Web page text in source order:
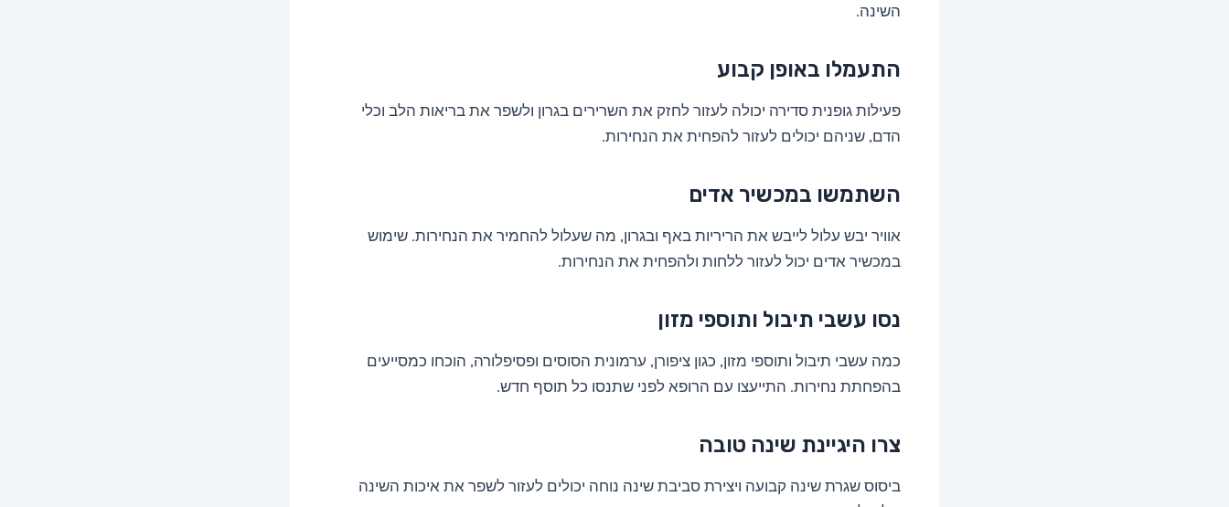
השינה.
התעמלו באופן קבוע
פעילות גופנית סדירה יכולה לעזור לחזק את השרירים בגרון ולשפר את בריאות הלב וכלי
הדם, שניהם יכולים לעזור להפחית את הנחירות.
השתמשו במכשיר אדים
אוויר יבש עלול לייבש את הריריות באף ובגרון, מה שעלול להחמיר את הנחירות. שימוש
במכשיר אדים יכול לעזור ללחות ולהפחית את הנחירות.
נסו עשבי תיבול ותוספי מזון
כמה עשבי תיבול ותוספי מזון, כגון ציפורן, ערמונית הסוסים ופסיפלורה, הוכחו כמסייעים
בהפחתת נחירות. התייעצו עם הרופא לפני שתנסו כל תוסף חדש.
צרו היגיינת שינה טובה
ביסוס שגרת שינה קבועה ויצירת סביבת שינה נוחה יכולים לעזור לשפר את איכות השינה